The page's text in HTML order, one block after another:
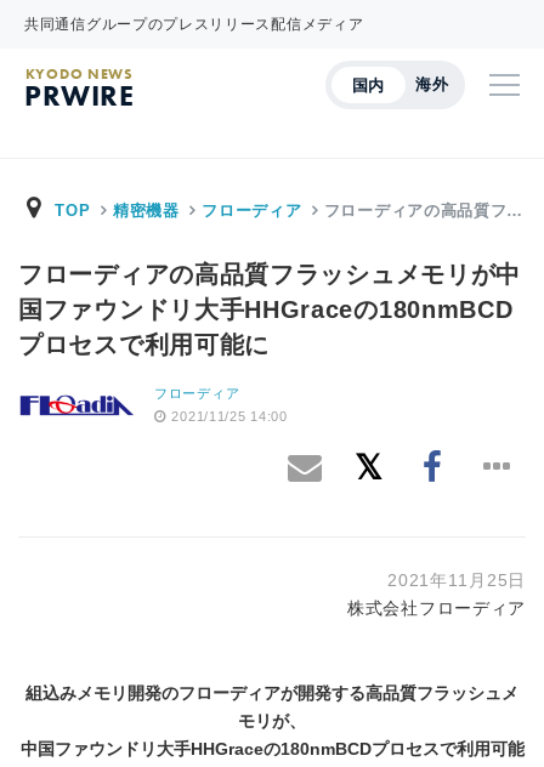
共同通信グループのプレスリリース配信メディア
国内 海外
KYODO NEWS
PRWIRE
TOP 精密機器 フローディア フローディアの高品質フ…
フローディアの高品質フラッシュメモリが中
国ファウンドリ大手HHGraceの180nmBCD
プロセスで利用可能に
フローディア
2021/11/25 14:00
2021年11月25日
株式会社フローディア
組込みメモリ開発のフローディアが開発する高品質フラッシュメ
モリが、
中国ファウンドリ大手HHGraceの180nmBCDプロセスで利用可能